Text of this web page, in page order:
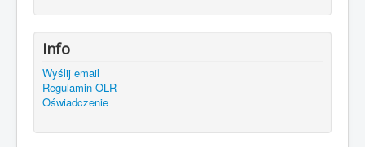
Info
Wyślij email
Regulamin OLR
Oświadczenie